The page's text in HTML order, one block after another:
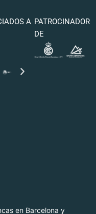
A PATROCINADOR
DE
en Barcelona y